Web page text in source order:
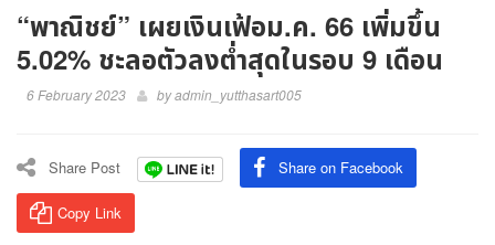
“พาณิชย์” เผยเงินเฟ้อม.ค. 66 เพิ่มขึ้น
5.02% ชะลอตัวลงต่ำสุดในรอบ 9 เดือน
6 February 2023 byadmin_yutthasart005
Share Post Share on Facebook
Copy Link